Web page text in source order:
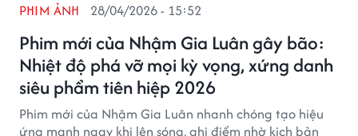
Phim mới của Nhậm Gia Luân gây bão:
Nhiệt độ phá vỡ mọi kỳ vọng, xứng danh
siêu phẩm tiên hiệp 2026
PHIM ẢNH 28/04/2026 - 15:52
Phim mới của Nhậm Gia Luân nhanh chóng tạo hiệu
ứng mạnh ngay khi lên sóng, ghi điểm nhờ kịch bản